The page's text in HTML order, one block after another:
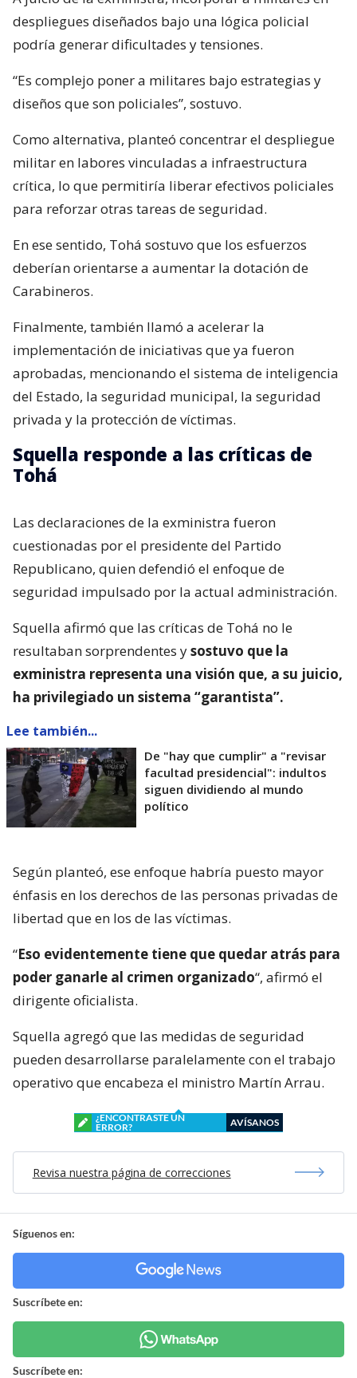
despliegues diseñados bajo una lógica policial
podría generar dificultades y tensiones.
“Es complejo poner a militares bajo estrategias y
diseños que son policiales”, sostuvo.
Como alternativa, planteó concentrar el despliegue
militar en labores vinculadas a infraestructura
crítica, lo que permitiría liberar efectivos policiales
para reforzar otras tareas de seguridad.
En ese sentido, Tohá sostuvo que los esfuerzos
deberían orientarse a aumentar la dotación de
Carabineros.
Finalmente, también llamó a acelerar la
implementación de iniciativas que ya fueron
aprobadas, mencionando el sistema de inteligencia
del Estado, la seguridad municipal, la seguridad
privada y la protección de víctimas.
Squella responde a las críticas de
Tohá
Las declaraciones de la exministra fueron
cuestionadas por el presidente del Partido
Republicano, quien defendió el enfoque de
seguridad impulsado por la actual administración.
Squella afirmó que las críticas de Tohá no le
resultaban sorprendentes ysostuvo que la
exministra representa una visión que, a su juicio,
ha privilegiado un sistema “garantista”.
Lee también...
De "hay que cumplir" a "revisar
facultad presidencial": indultos
siguen dividiendo al mundo
político
Según planteó, ese enfoque habría puesto mayor
énfasis en los derechos de las personas privadas de
libertad que en los de las víctimas.
“Eso evidentemente tiene que quedar atrás para
poder ganarle al crimen organizado“, afirmó el
dirigente oficialista.
Squella agregó que las medidas de seguridad
pueden desarrollarse paralelamente con el trabajo
operativo que encabeza el ministro Martín Arrau.
¿ENCONTRASTE UN
ERROR?
AVÍSANOS
Revisa nuestra página de correcciones
Síguenos en:
Suscríbete en:
Suscríbete en: